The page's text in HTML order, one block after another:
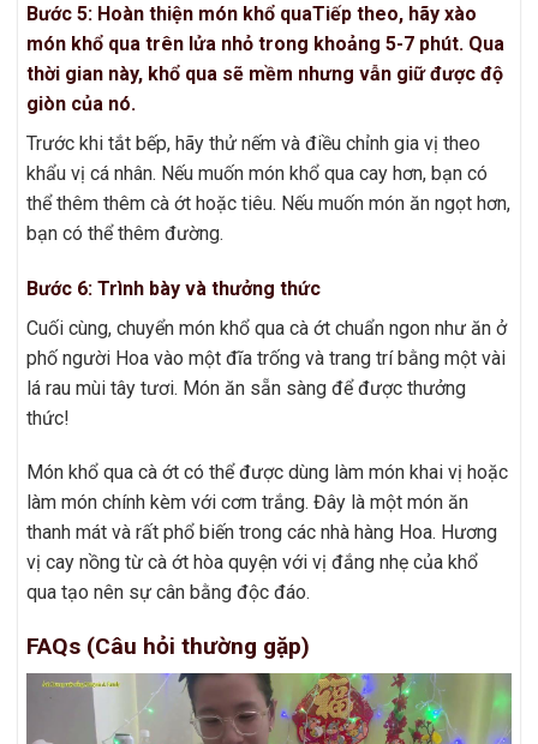
Bước 5: Hoàn thiện món khổ quaTiếp theo, hãy xào
món khổ qua trên lửa nhỏ trong khoảng 5-7 phút. Qua
thời gian này, khổ qua sẽ mềm nhưng vẫn giữ được độ
giòn của nó.
Trước khi tắt bếp, hãy thử nếm và điều chỉnh gia vị theo
khẩu vị cá nhân. Nếu muốn món khổ qua cay hơn, bạn có
thể thêm thêm cà ớt hoặc tiêu. Nếu muốn món ăn ngọt hơn,
bạn có thể thêm đường.
Bước 6: Trình bày và thưởng thức
Cuối cùng, chuyển món khổ qua cà ớt chuẩn ngon như ăn ở
phố người Hoa vào một đĩa trống và trang trí bằng một vài
lá rau mùi tây tươi. Món ăn sẵn sàng để được thưởng
thức!
Món khổ qua cà ớt có thể được dùng làm món khai vị hoặc
làm món chính kèm với cơm trắng. Đây là một món ăn
thanh mát và rất phổ biến trong các nhà hàng Hoa. Hương
vị cay nồng từ cà ớt hòa quyện với vị đắng nhẹ của khổ
qua tạo nên sự cân bằng độc đáo.
FAQs (Câu hỏi thường gặp)